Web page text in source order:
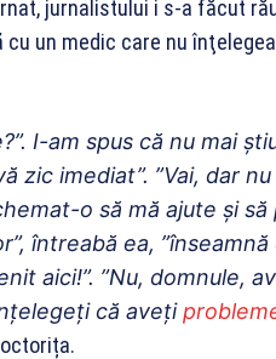
jurnalistului i s-a făcut
un medic care nu
I-am spus că nu mai
zic imediat”. ”Vai, dar
o să mă ajute și
întreabă ea,
aici!”. ”Nu, domnule,
că aveți